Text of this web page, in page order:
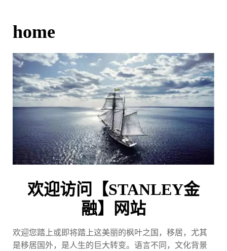
home
欢迎访问【STANLEY金
融】网站
欢迎您踏上或即将踏上这美丽的枫叶之国，移居，尤其
是移居国外，是人生的巨大转变。语言不同，文化背景